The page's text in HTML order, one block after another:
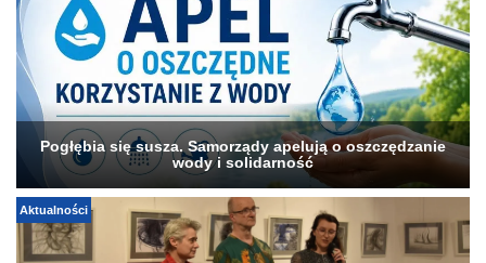
Pogłębia się susza. Samorządy apelują o oszczędzanie
wody i solidarność
Aktualności